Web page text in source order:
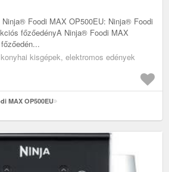
Foodi MAX OP500EU: Ninja® Foodi
főzőedényA Ninja® Foodi MAX
kisgépek, elektromos edények
MAX OP500EU